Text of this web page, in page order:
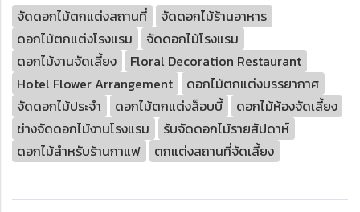
จัดดอกไม้ตกแต่งสถานที่
จัดดอกไม้ร้านอาหาร
ดอกไม้ตกแต่งโรงแรม
จัดดอกไม้โรงแรม
ดอกไม้งานจัดเลี้ยง
Floral Decoration Restaurant
Hotel Flower Arrangement
ดอกไม้ตกแต่งบรรยากาศ
จัดดอกไม้ประจำ
ดอกไม้ตกแต่งล็อบบี้
ดอกไม้ห้องจัดเลี้ยง
ช่างจัดดอกไม้งานโรงแรม
รับจัดดอกไม้รายสัปดาห์
ดอกไม้สำหรับร้านกาแฟ
ตกแต่งสถานที่จัดเลี้ยง